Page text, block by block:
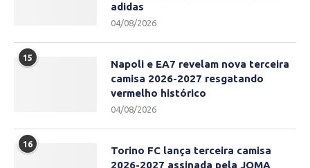
adidas
04/08/2026
15
Napoli e EA7 revelam nova terceira
camisa 2026-2027 resgatando
vermelho histórico
04/08/2026
16
Torino FC lança terceira camisa
2026-2027 assinada pela JOMA